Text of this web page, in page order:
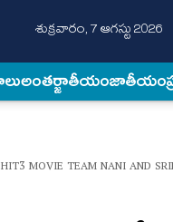
శుక్రవారం, 7 ఆగస్టు 2026
అంత‌ర్జాతీయంజాతీయం
HIT3 MOVIE TEAM NANI AND